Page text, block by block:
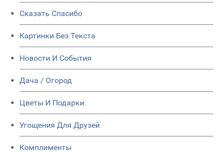
Сказать Спасибо
Картинки Без Текста
Новости И События
Дача / Огород
Цветы И Подарки
Угощения Для Друзей
Комплименты